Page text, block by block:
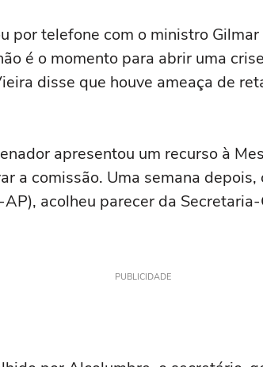
por telefone com o ministro
é o momento para abrir uma
disse que houve ameaça de
apresentou um recurso à
a comissão. Uma semana
acolheu parecer da
PUBLICIDADE